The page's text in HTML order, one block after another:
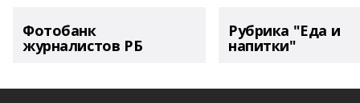
Фотобанк
журналистов РБ
Рубрика "Еда и
напитки"